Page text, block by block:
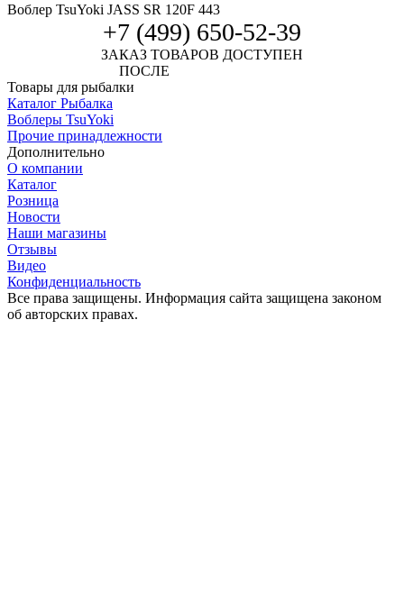
Воблер TsuYoki JASS SR 120F 443
+7 (499) 650-52-39
ЗАКАЗ ТОВАРОВ ДОСТУПЕН
ПОСЛЕ
Товары для рыбалки
Каталог Рыбалка
Воблеры TsuYoki
Прочие принадлежности
Дополнительно
О компании
Каталог
Розница
Новости
Наши магазины
Отзывы
Видео
Конфиденциальность
Все права защищены. Информация сайта защищена законом
об авторских правах.